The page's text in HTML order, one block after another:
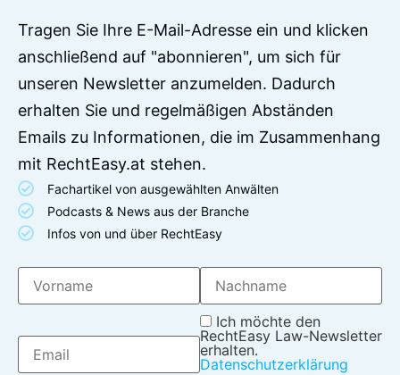
Tragen Sie Ihre E-Mail-Adresse ein und klicken
anschließend auf "abonnieren", um sich für
unseren Newsletter anzumelden. Dadurch
erhalten Sie und regelmäßigen Abständen
Emails zu Informationen, die im Zusammenhang
mit RechtEasy.at stehen.
Fachartikel von ausgewählten Anwälten
Podcasts & News aus der Branche
Infos von und über RechtEasy
Ich möchte den
RechtEasy Law-Newsletter
erhalten.
Datenschutzerklärung